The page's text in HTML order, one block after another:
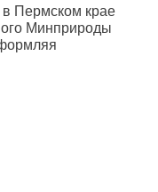
Пермском крае
Минприроды